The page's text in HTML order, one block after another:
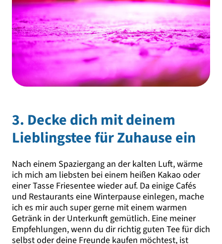
3. Decke dich mit deinem
Lieblingstee für Zuhause ein
Nach einem Spaziergang an der kalten Luft, wärme
ich mich am liebsten bei einem heißen Kakao oder
einer Tasse Friesentee wieder auf. Da einige Cafés
und Restaurants eine Winterpause einlegen, mache
ich es mir auch super gerne mit einem warmen
Getränk in der Unterkunft gemütlich. Eine meiner
Empfehlungen, wenn du dir richtig guten Tee für dich
selbst oder deine Freunde kaufen möchtest, ist